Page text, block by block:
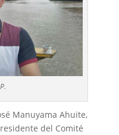
Manuyama Ahuite,
del Comité